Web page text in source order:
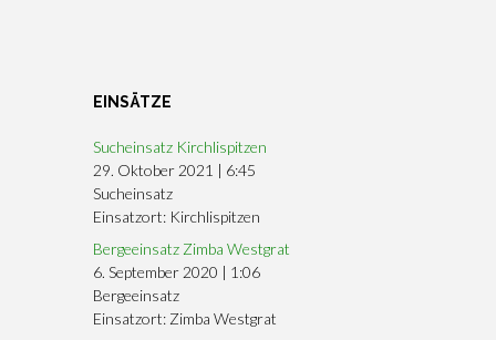
EINSÄTZE
Sucheinsatz Kirchlispitzen
29. Oktober 2021
6:45
Sucheinsatz
Einsatzort: Kirchlispitzen
Bergeeinsatz Zimba Westgrat
6. September 2020 | 1:06
Bergeeinsatz
Einsatzort: Zimba Westgrat